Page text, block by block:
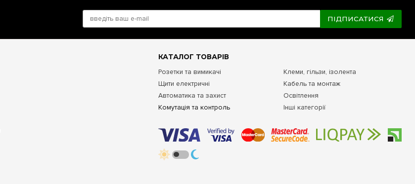
ПІДПИСАТИСЯ
КАТАЛОГ ТОВАРІВ
Розетки та вимикачі
Щити електричні
Автоматика та захист
Комутація та контроль
Клеми, гільзи, ізолента
Кабель та монтаж
Освітлення
Інші категорії